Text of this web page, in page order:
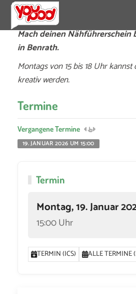
Mach deinen Nähführerschein
in Benrath.
Montags von 15 bis 18 Uhr kannst
kreativ werden.
Termine
Vergangene Termine
19. JANUAR 2026 UM 15:00
Termin
Montag, 19. Januar
15:00 Uhr
TERMIN (ICS) ALLE TERMINE